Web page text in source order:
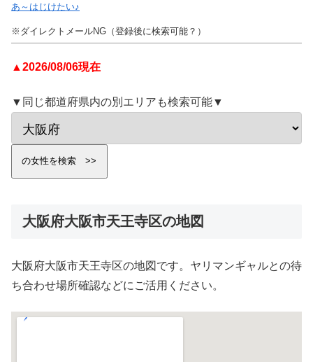
あ～はじけたい♪
※ダイレクトメールNG（登録後に検索可能？）
▲2026/08/06現在
▼同じ都道府県内の別エリアも検索可能▼
大阪府大阪市天王寺区の地図
大阪府大阪市天王寺区の地図です。ヤリマンギャルとの待
ち合わせ場所確認などにご活用ください。